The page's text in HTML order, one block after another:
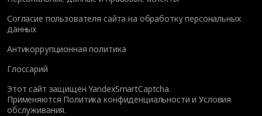
Согласие пользователя сайта на обработку персональных
данных
Антикоррупционная политика
Глоссарий
Этот сайт защищен YandexSmartCaptcha.
Применяются Политика конфиденциальности иУсловия
обслуживания.